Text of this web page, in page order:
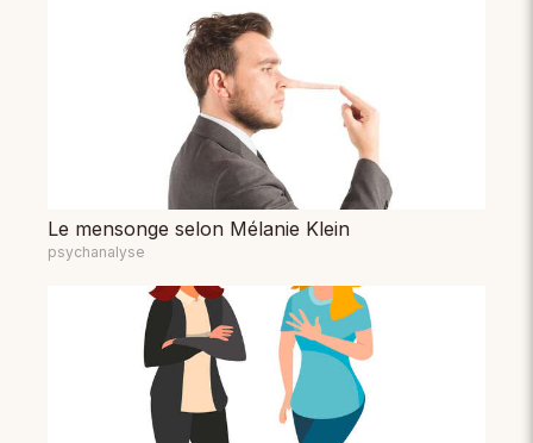
Le mensonge selon Mélanie Klein
psychanalyse